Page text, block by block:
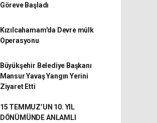
Göreve Başladı
Kızılcahamam'da Devre mülk
Operasyonu
Büyükşehir Belediye Başkanı
Mansur Yavaş Yangın Yerini
Ziyaret Etti
15 TEMMUZ’UN 10. YIL
DÖNÜMÜNDE ANLAMLI